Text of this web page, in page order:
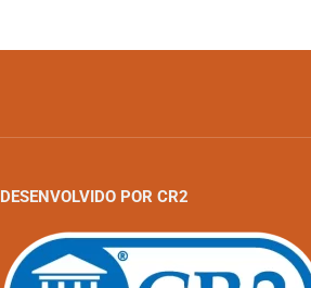
DESENVOLVIDO POR CR2